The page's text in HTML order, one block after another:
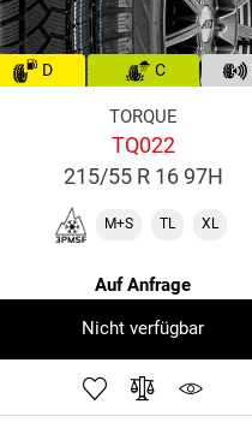
D C
TORQUE
TQ022
215/55 R 16 97H
M+S TL XL
Auf Anfrage
Nicht verfügbar